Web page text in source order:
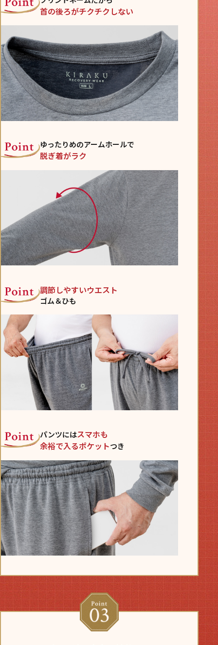
首の後ろがチクチクしない
ゆったりめのアームホールで
脱ぎ着がラク
調節しやすいウエスト
ゴム＆ひも
パンツにはスマホも
余裕で入るポケットつき